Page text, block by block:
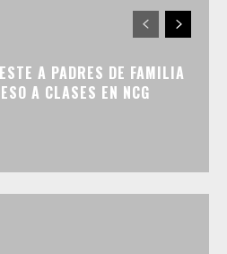
A PADRES DE FAMILIA
A CLASES EN NCG